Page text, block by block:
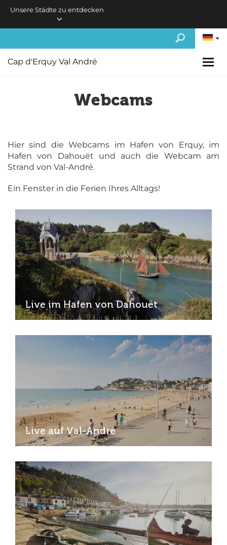
Skip to main content
Unsere Städte zu entdecken
Cap d'Erquy Val André
Webcams
Hier sind die Webcams im Hafen von Erquy, im
Hafen von Dahouët und auch die Webcam am
Strand von Val-André.
Ein Fenster in die Ferien Ihres Alltags!
Live im Hafen von Dahouët
Live auf Val-André